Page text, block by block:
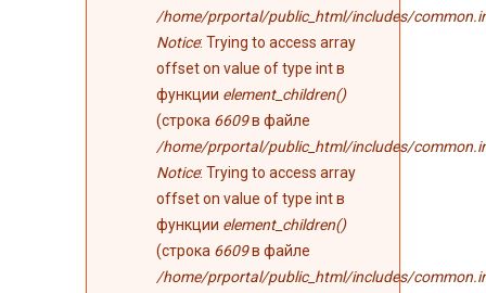
/home/prportal/public_html/includes/
Notice: Trying to access array
offset on value of type int в
функции element_children()
(строка 6609в файле
/home/prportal/public_html/includes/
Notice: Trying to access array
offset on value of type int в
функции element_children()
(строка 6609в файле
/home/prportal/public_html/includes/